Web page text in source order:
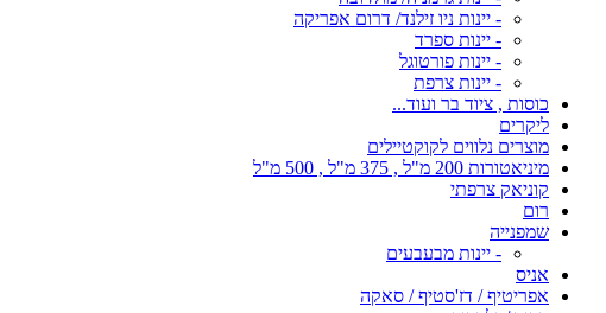
- יינות ניו זילנד/ דרום אפריקה
- יינות ספרד
- יינות פורטוגל
- יינות צרפת
כוסות , ציוד בר ועוד...
ליקרים
מוצרים נלווים לקוקטיילים
מיניאטורות 200 מ"ל , 375 מ"ל , 500 מ"ל
קוניאק צרפתי
רום
שמפנייה
- יינות מבעבעים
אניס
אפריטיף / דז'סטיף / סאקה